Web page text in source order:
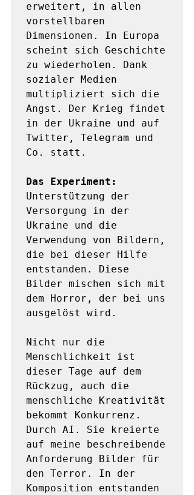
erweitert, in allen
vorstellbaren
Dimensionen. In Europa
scheint sich Geschichte
zu wiederholen. Dank
sozialer Medien
multipliziert sich die
Angst. Der Krieg findet
in der Ukraine und auf
Twitter, Telegram und
Co. statt.
Das Experiment:
Unterstützung der
Versorgung in der
Ukraine und die
Verwendung von Bildern,
die bei dieser Hilfe
entstanden. Diese
Bilder mischen sich mit
dem Horror, der bei uns
ausgelöst wird.
Nicht nur die
Menschlichkeit ist
dieser Tage auf dem
Rückzug, auch die
menschliche Kreativität
bekommt Konkurrenz.
Durch AI. Sie kreierte
auf meine beschreibende
Anforderung Bilder für
den Terror. In der
Komposition entstanden